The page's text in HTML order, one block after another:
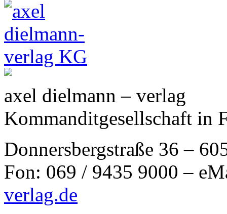
axel dielmann – verlag
Kommanditgesellschaft in
Donnersbergstraße 36 –
Fon: 069 / 9435 9000 –
verlag.de